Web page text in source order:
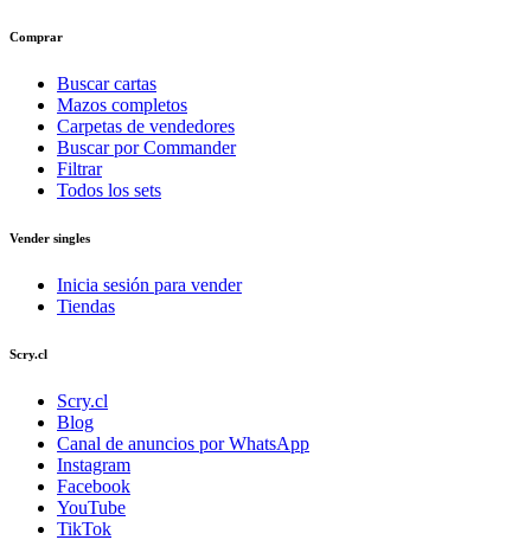
Comprar
Buscar cartas
Mazos completos
Carpetas de vendedores
Buscar por Commander
Filtrar
Todos los sets
Vender singles
Inicia sesión para vender
Tiendas
Scry.cl
Scry.cl
Blog
Canal de anuncios por WhatsApp
Instagram
Facebook
YouTube
TikTok